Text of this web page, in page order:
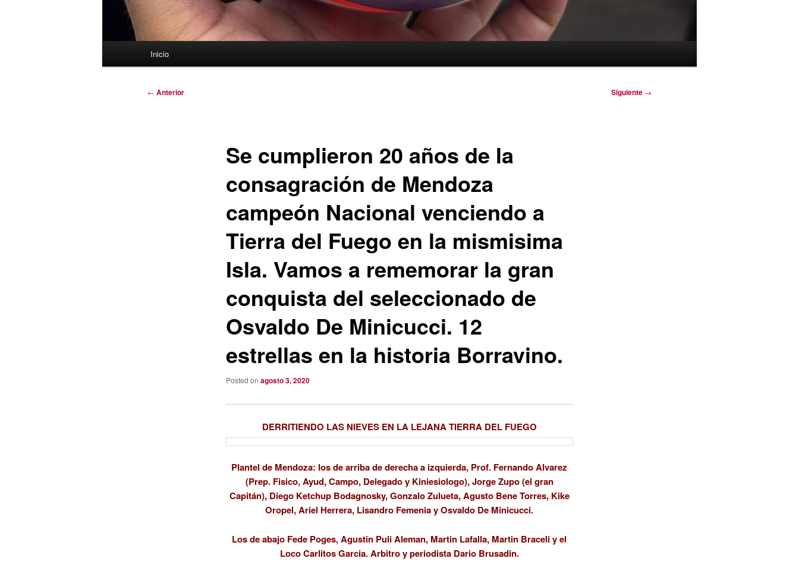
Inicio
Navegación
← Anterior Siguiente →
Se cumplieron 20 años de la
consagración de Mendoza
campeón Nacional venciendo a
Tierra del Fuego en la mismisima
Isla. Vamos a rememorar la gran
conquista del seleccionado de
Osvaldo De Minicucci. 12
estrellas en la historia Borravino.
Posted on agosto 3, 2020
DERRITIENDO LAS NIEVES EN LA LEJANA TIERRA DEL FUEGO
Plantel de Mendoza: los de arriba de derecha a izquierda, Prof. Fernando Alvarez
(Prep. Fisico, Ayud, Campo, Delegado y Kiniesiologo), Jorge Zupo (el gran
Capitán), Diego Ketchup Bodagnosky, Gonzalo Zulueta, Agusto Bene Torres, Kike
Oropel, Ariel Herrera, Lisandro Femenia y Osvaldo De Minicucci.
Los de abajo Fede Poges, Agustin Puli Aleman, Martin Lafalla, Martin Braceli y el
Loco Carlitos Garcia. Arbitro y periodista Dario Brusadin.